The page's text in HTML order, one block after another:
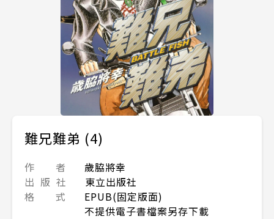
難兄難弟 (4)
作 者
歲脇將幸
出 版 社
東立出版社
格 式
EPUB(固定版面)
不提供電子書檔案另存下載